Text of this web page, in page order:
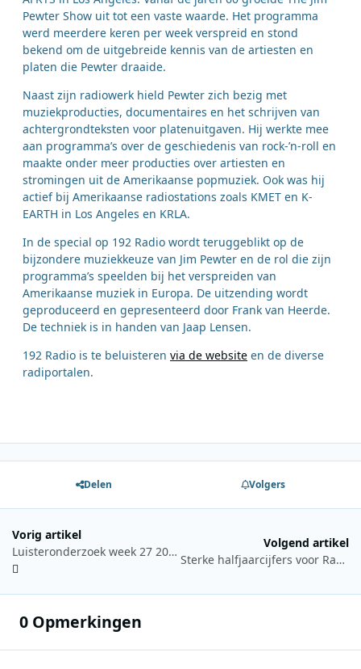
Pewter Show uit tot een vaste waarde. Het programma
werd meerdere keren per week verspreid en stond
bekend om de uitgebreide kennis van de artiesten en
platen die Pewter draaide.
Naast zijn radiowerk hield Pewter zich bezig met
muziekproducties, documentaires en het schrijven van
achtergrondteksten voor platenuitgaven. Hij werkte mee
aan programma’s over de geschiedenis van rock-’n-roll en
maakte onder meer producties over artiesten en
stromingen uit de Amerikaanse popmuziek. Ook was hij
actief bij Amerikaanse radiostations zoals KMET en K-
EARTH in Los Angeles en KRLA.
In de special op 192 Radio wordt teruggeblikt op de
bijzondere muziekkeuze van Jim Pewter en de rol die zijn
programma’s speelden bij het verspreiden van
Amerikaanse muziek in Europa. De uitzending wordt
geproduceerd en gepresenteerd door Frank van Heerde.
De techniek is in handen van Jaap Lensen.
192 Radio is te beluisteren via de website en de diverse
radiportalen.
Delen Volgers
Vorig artikel
Luisteronderzoek week 27 2026: Radio 538 stijgt flink dankzij de 90’s Top 1000
Volgend artikel
Sterke halfjaarcijfers voor Radio Veronica en Mediahuis Radio
0 Opmerkingen